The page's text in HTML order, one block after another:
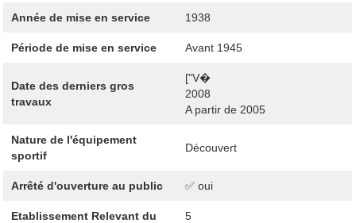
Année de mise en service 1938
Période de mise en service Avant 1945
Date des derniers gros
travaux
["V�
2008
A partir de 2005
Nature de l'équipement
sportif
Découvert
Arrêté d'ouverture au public ✅ oui
Etablissement Relevant du
5